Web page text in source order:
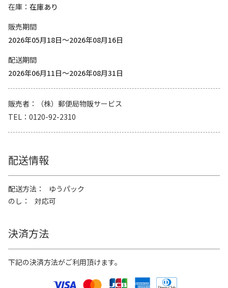
在庫
在庫あり
販売期間
2026年05月18日～2026年08月16日
配送期間
2026年06月11日～2026年08月31日
販売者
（株）郵便局物販サービス
TEL
0120-92-2310
配送情報
配送方法
ゆうパック
のし
対応可
決済方法
下記の決済方法がご利用頂けます。